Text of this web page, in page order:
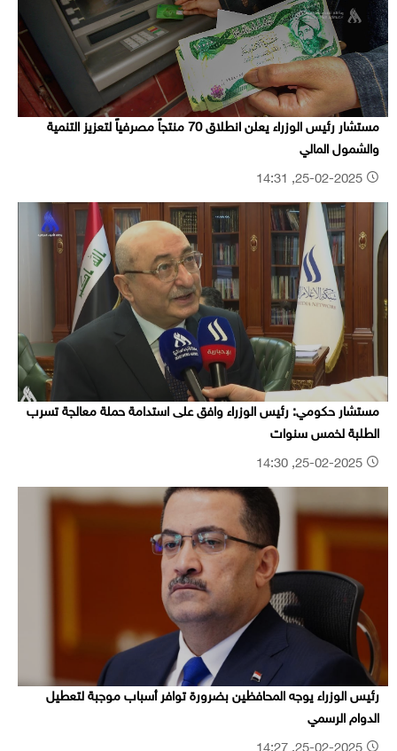
مستشار رئيس الوزراء يعلن انطلاق 70 منتجاً مصرفياً لتعزيز التنمية
والشمول المالي
مستشار حكومي: رئيس الوزراء وافق على استدامة حملة معالجة تسرب
الطلبة لخمس سنوات
رئيس الوزراء يوجه المحافظين بضرورة توافر أسباب موجبة لتعطيل
الدوام الرسمي